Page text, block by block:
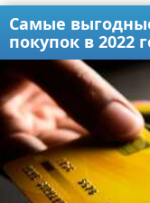
Самые
покупок в 2022